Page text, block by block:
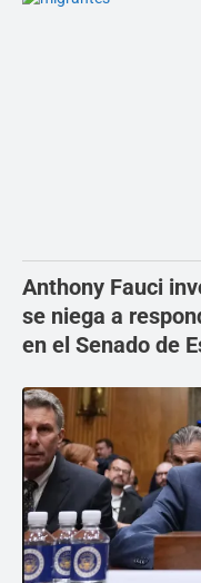
Anthony Fauci
se niega a
en el Senado de